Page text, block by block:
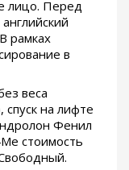
лицо. Перед
рамках
в
веса
спуск на лифте
Фенил
стоимость